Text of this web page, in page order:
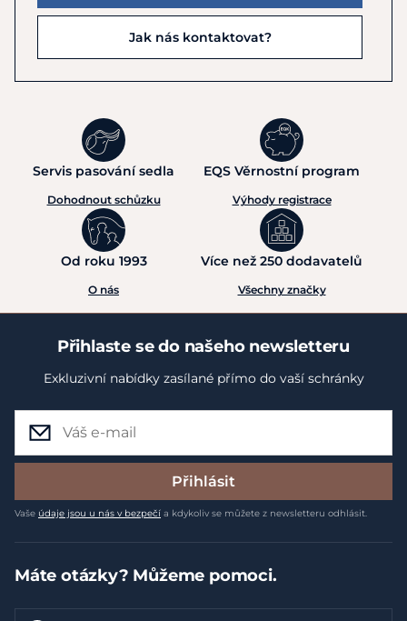
Jak nás kontaktovat?
Servis pasování sedla
Dohodnout schůzku
EQS Věrnostní program
Výhody registrace
Od roku 1993
O nás
Více než 250 dodavatelů
Všechny značky
Přihlaste se do našeho newsletteru
Exkluzivní nabídky zasílané přímo do vaší schránky
Přihlásit
Vaše údaje jsou u nás v bezpečí a kdykoliv se můžete z newsletteru odhlásit.
Máte otázky? Můžeme pomoci.